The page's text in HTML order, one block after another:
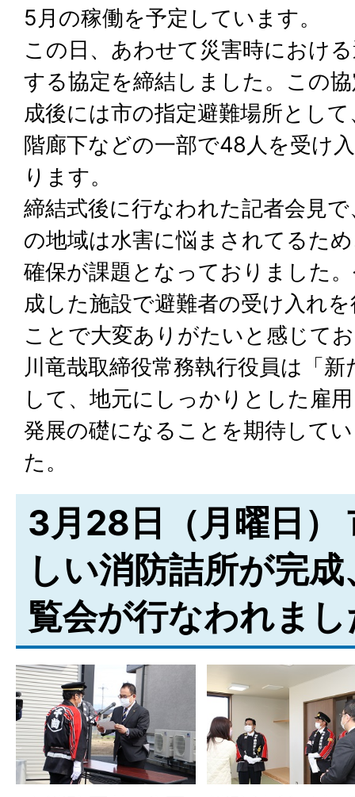
5月の稼働を予定しています。
この日、あわせて災害時におけ
する協定を締結しました。この
成後には市の指定避難場所とし
階廊下などの一部で48人を受け
ります。
締結式後に行なわれた記者会見
の地域は水害に悩まされてるた
確保が課題となっておりました
成した施設で避難者の受け入れ
ことで大変ありがたいと感じて
川竜哉取締役常務執行役員は「
して、地元にしっかりとした雇
発展の礎になることを期待して
た。
3月28日（月曜日）
しい消防詰所が完
覧会が行なわれま